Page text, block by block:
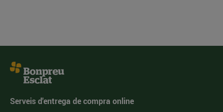
Serveis d'entrega de compra online